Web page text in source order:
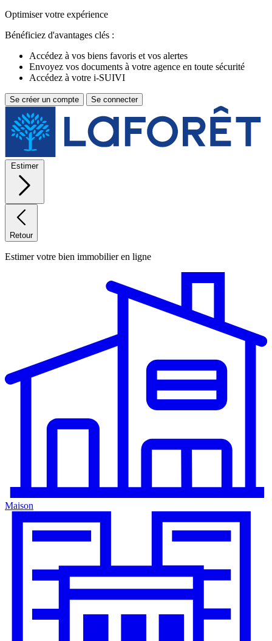
Optimiser votre expérience
Bénéficiez d'avantages clés :
Accédez à vos biens favoris et vos alertes
Envoyez vos documents à votre agence en toute sécurité
Accédez à votre i-SUIVI
Se créer un compte Se connecter
Estimer
Retour
Estimer votre bien immobilier en ligne
Maison